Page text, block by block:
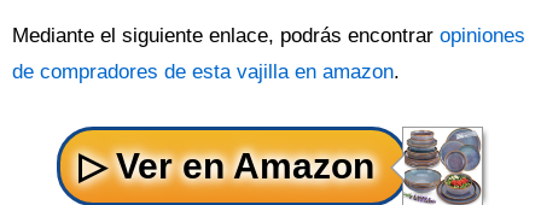
Mediante el siguiente enlace, podrás encontrar opiniones
de compradores de esta vajilla en amazon.